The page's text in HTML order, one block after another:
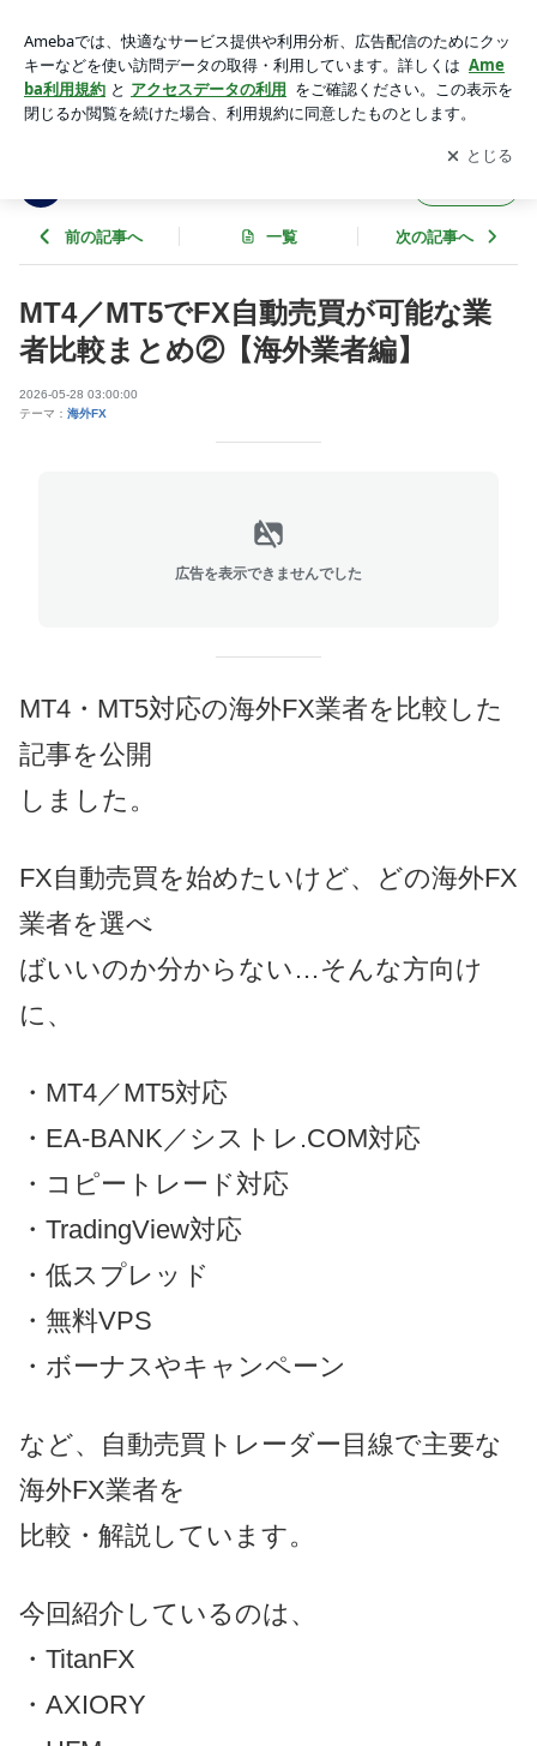
アプリをダウンロードして ブログの更新通知
を受け取りまし
ょう。
開く
前の記事へ 一覧 次の記事へ
MT4／MT5でFX自動売買が可能な業
者比較まとめ②【海外業者編】
2026-05-28 03:00:00
テーマ： 海外FX
広告を表示できませんでした
MT4・MT5対応の海外FX業者を比較した
記事を公開
しました。
FX自動売買を始めたいけど、どの海外FX
業者を選べ
ばいいのか分からない…そんな方向け
に、
・MT4／MT5対応
・EA-BANK／シストレ.COM対応
・コピートレード対応
・TradingView対応
・低スプレッド
・無料VPS
・ボーナスやキャンペーン
など、自動売買トレーダー目線で主要な
海外FX業者を
比較・解説しています。
今回紹介しているのは、
・TitanFX
・AXIORY